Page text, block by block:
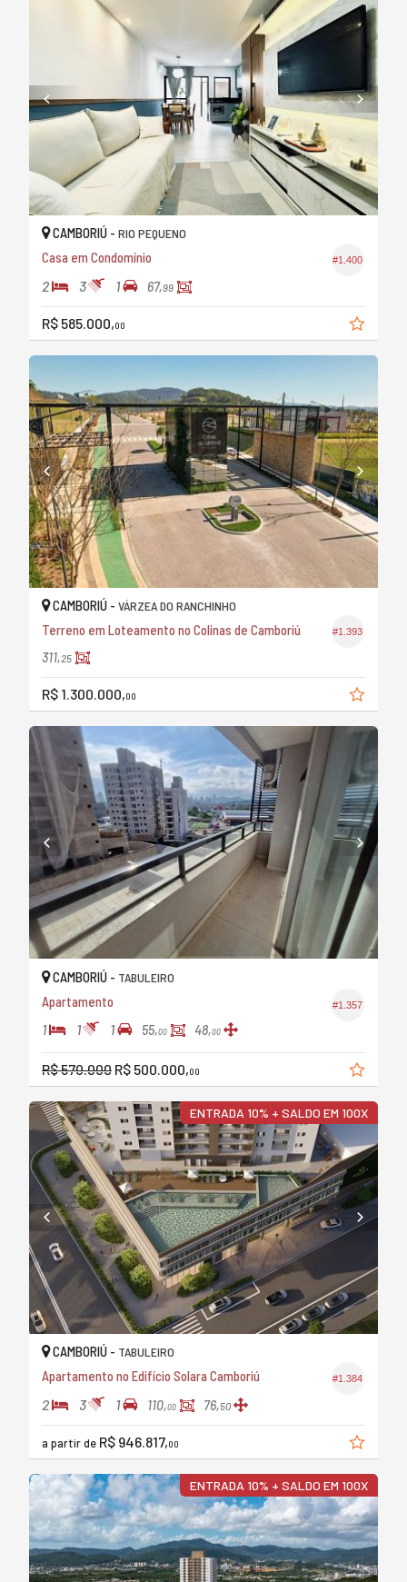
#1.400
CAMBORIÚ - RIO PEQUENO
Casa em Condomínio
2 3 1 67,99
R$ 585.000,00
#1.393
CAMBORIÚ - VÁRZEA DO RANCHINHO
Terreno em Loteamento no Colinas de Camboriú
311,25
R$ 1.300.000,00
#1.357
CAMBORIÚ - TABULEIRO
Apartamento
1 1 1 55,00 48,00
R$ 570.000 R$ 500.000,00
ENTRADA 10% + SALDO EM 100X
#1.384
CAMBORIÚ - TABULEIRO
Apartamento no Edifício Solara Camboriú
2 3 1 110,00 76,50
a partir de R$ 946.817,00
ENTRADA 10% + SALDO EM 100X